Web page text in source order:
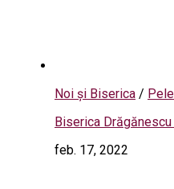
Noi și Biserica /
Biserica
feb. 17, 2022